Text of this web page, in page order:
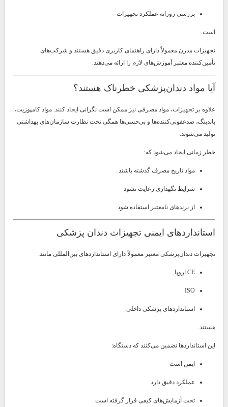
بررسی روزانه عملکرد تجهیزات
است.
تجهیزات مدرن معمولاً دارای راهنمای کاربری دقیق هستند و شرکت‌های
تأمین‌کننده معتبر آموزش‌های لازم را ارائه می‌دهند.
آیا مواد دندان‌پزشکی خطرناک هستند؟
علاوه بر تجهیزات، مواد مصرفی نیز ممکن است نگرانی ایجاد کنند. مواد کامپوزیت،
باندینگ، ضدعفونی‌کننده‌ها و بی‌حسی‌ها همگی تحت نظارت سازمان‌های بهداشتی
تولید می‌شوند.
خطر زمانی ایجاد می‌شود که:
مواد تاریخ مصرف گذشته باشند
شرایط نگهداری رعایت نشود
از برندهای نامعتبر استفاده شود
استانداردهای ایمنی تجهیزات دندان پزشکی
تجهیزات دندان‌پزشکی معتبر معمولاً دارای استانداردهای بین‌المللی مانند:
CE اروپا
ISO
استانداردهای پزشکی داخلی
هستند.
این استانداردها تضمین می‌کنند که دستگاه:
ایمن است
عملکرد دقیق دارد
تحت آزمایش‌های کیفی قرار گرفته است